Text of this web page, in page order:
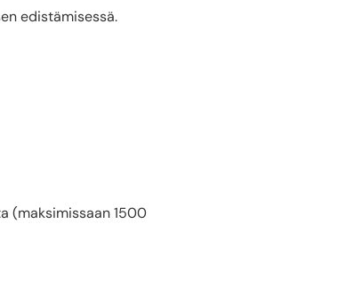
edistämisessä.
(maksimissaan 1500